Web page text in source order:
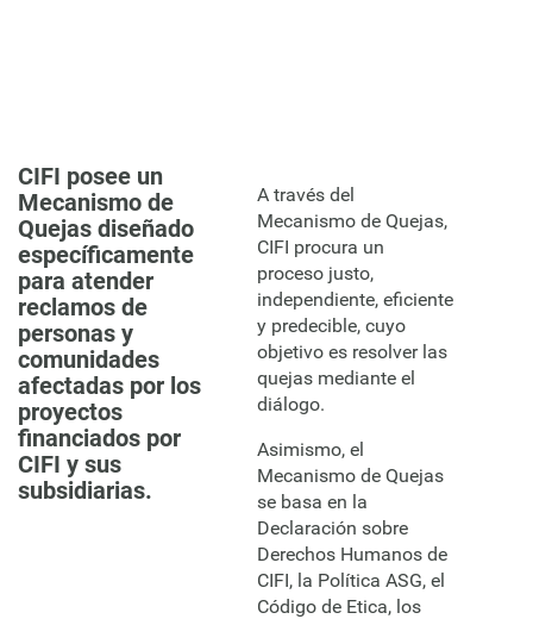
CIFI posee un
Mecanismo de
Quejas diseñado
específicamente
para atender
reclamos de
personas y
comunidades
afectadas por los
proyectos
financiados por
CIFI y sus
subsidiarias.
A través del
Mecanismo de Quejas,
CIFI procura un
proceso justo,
independiente, eficiente
y predecible, cuyo
objetivo es resolver las
quejas mediante el
diálogo.
Asimismo, el
Mecanismo de Quejas
se basa en la
Declaración sobre
Derechos Humanos de
CIFI, la Política ASG, el
Código de Etica, los